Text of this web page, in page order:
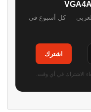
العربي — كل أسبوع في
اشترك
الاشتراك في أي وقت.